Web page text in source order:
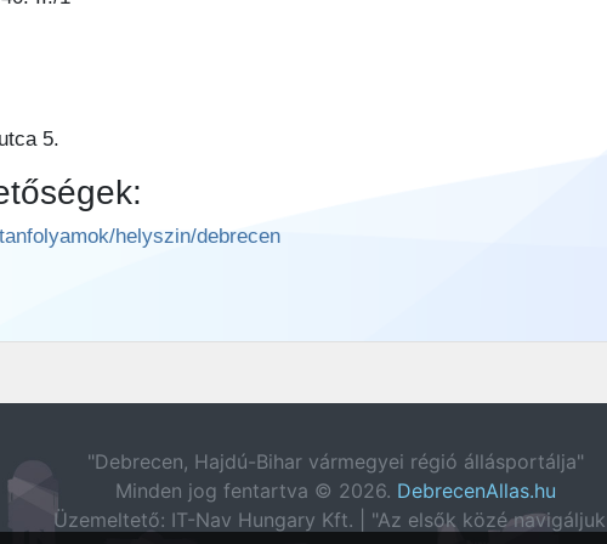
5.
helyszin/debrecen
"Debrecen, Hajdú-Bihar vármegyei régió állásportálja"
Minden jog fentartva © 2026. DebrecenAllas.hu
Üzemeltető: IT-Nav Hungary Kft. | "Az elsők közé